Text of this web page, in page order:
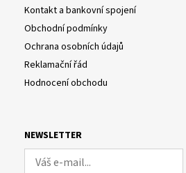
Kontakt a bankovní spojení
Obchodní podmínky
Ochrana osobních údajů
Reklamační řád
Hodnocení obchodu
NEWSLETTER